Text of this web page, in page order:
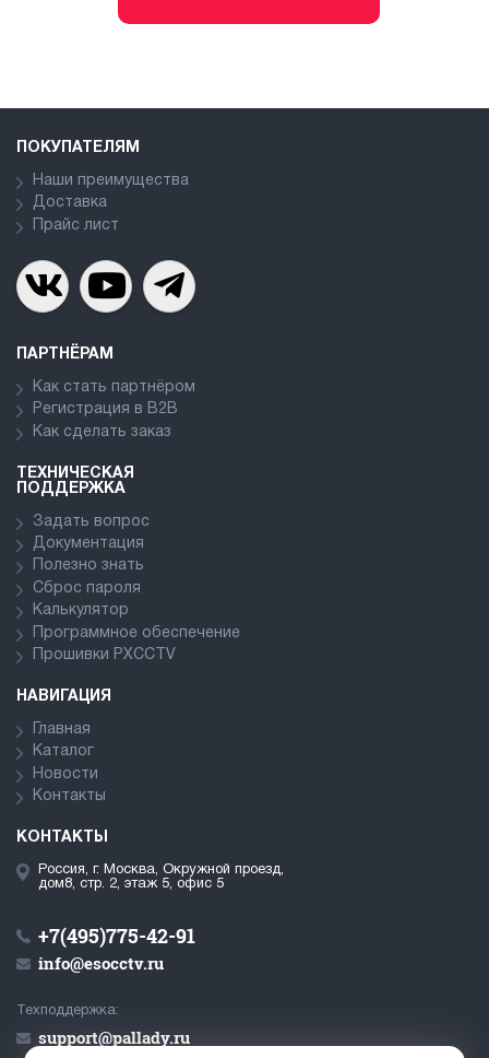
ПОКУПАТЕЛЯМ
Наши преимущества
Доставка
Прайс лист
ПАРТНЁРАМ
Как стать партнёром
Регистрация в В2В
Как сделать заказ
ТЕХНИЧЕСКАЯ
ПОДДЕРЖКА
Задать вопрос
Документация
Полезно знать
Сброс пароля
Калькулятор
Программное обеспечение
Прошивки PXCCTV
НАВИГАЦИЯ
Главная
Каталог
Новости
Контакты
КОНТАКТЫ
Россия, г. Москва, Окружной проезд,
дом8, стр. 2, этаж 5, офис 5
+7(495)775-42-91
info@esocctv.ru
Техподдержка:
support@pallady.ru